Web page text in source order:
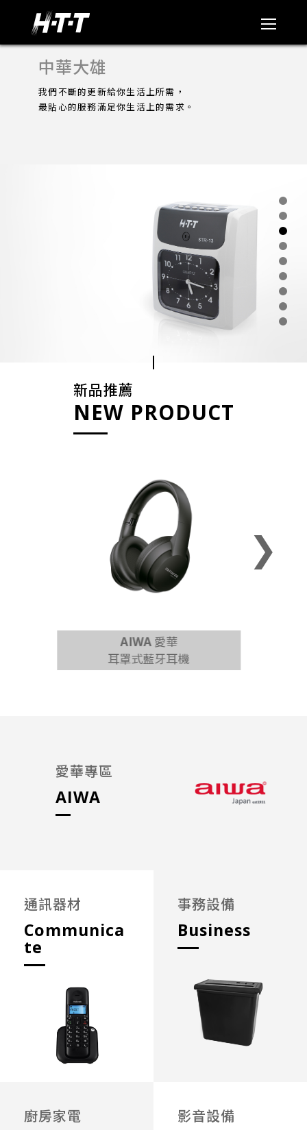
中華大雄
我們不斷的更新給你生活上所需，
最貼心的服務滿足你生活上的需求。
新品推薦
NEW PRODUCT
AIWA 愛華
耳罩式藍牙耳機
❯
愛華專區
AIWA
通訊器材
Communica
te
事務設備
Business
廚房家電 影音設備